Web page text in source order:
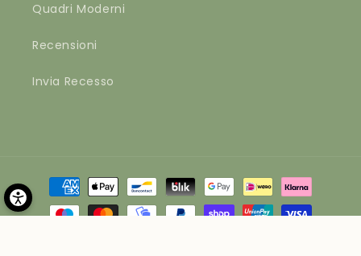
Quadri Moderni
Recensioni
Invia Recesso
Metodi
di